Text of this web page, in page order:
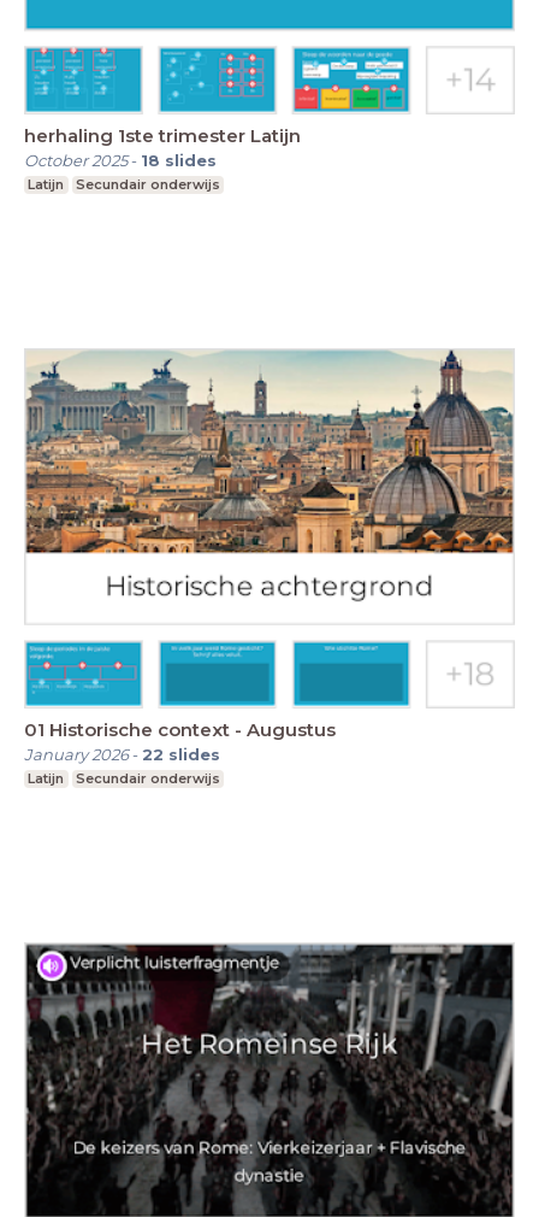
herhaling 1ste trimester Latijn
October 2025- 18 slides
Latijn Secundair onderwijs
01 Historische context - Augustus
January 2026- 22 slides
Latijn Secundair onderwijs